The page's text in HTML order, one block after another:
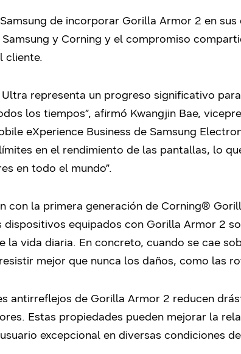
de incorporar Gorilla Armor 2 en
y Corning y el compromiso
cliente.
Ultra representa un progreso significativo
los tiempos”, afirmó Kwangjin Bae,
eXperience Business de Samsung
en el rendimiento de las pantallas, lo
en todo el mundo”.
con la primera generación de Corning®
dispositivos equipados con Gorilla Armor 2
la vida diaria. En concreto, cuando se cae
mejor que nunca los daños, como las
antirreflejos de Gorilla Armor 2 reducen
Estas propiedades pueden mejorar la
excepcional en diversas condiciones